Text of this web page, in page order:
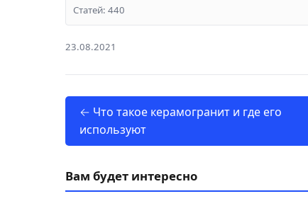
Статей: 440
23.08.2021
← Что такое керамогранит и где его
используют
Вам будет интересно